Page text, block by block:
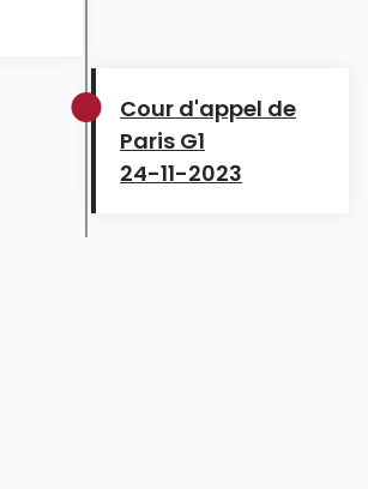
Cour d'appel de
Paris G1
24-11-2023